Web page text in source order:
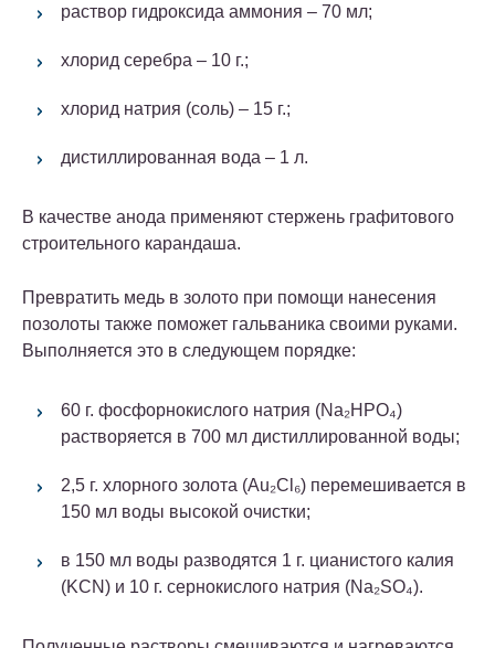
раствор гидроксида аммония – 70 мл;
хлорид серебра – 10 г.;
хлорид натрия (соль) – 15 г.;
дистиллированная вода – 1 л.
В качестве анода применяют стержень графитового
строительного карандаша.
Превратить медь в золото при помощи нанесения
позолоты также поможет гальваника своими руками.
Выполняется это в следующем порядке:
60 г. фосфорнокислого натрия (Na₂HPO₄)
растворяется в 700 мл дистиллированной воды;
2,5 г. хлорного золота (Au₂Cl₆) перемешивается в
150 мл воды высокой очистки;
в 150 мл воды разводятся 1 г. цианистого калия
(KCN) и 10 г. сернокислого натрия (Na₂SO₄).